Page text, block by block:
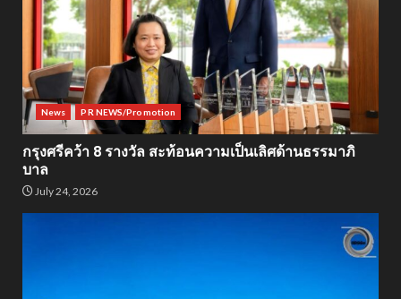
News PR NEWS/Promotion
กรุงศรีคว้า 8 รางวัล สะท้อนความเป็นเลิศด้านธรรมาภิ
บาล
July 24, 2026